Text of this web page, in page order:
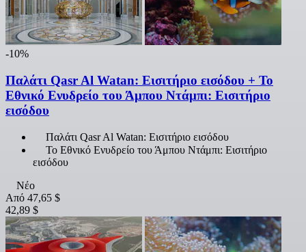
-10%
Παλάτι Qasr Al Watan: Εισιτήριο εισόδου + Το
Εθνικό Ενυδρείο του Άμπου Ντάμπι: Εισιτήριο
εισόδου
Παλάτι Qasr Al Watan: Εισιτήριο εισόδου
Το Εθνικό Ενυδρείο του Άμπου Ντάμπι: Εισιτήριο
εισόδου
Νέο
Από 47,65 $
42,89 $